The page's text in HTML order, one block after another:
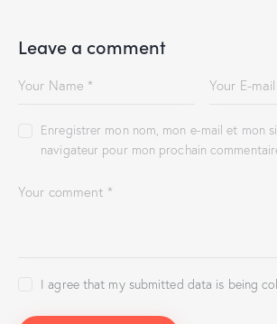
Leave a comment
Enregistrer mon nom, mon e-mail et mon
navigateur pour mon prochain
I agree that my submitted data is being